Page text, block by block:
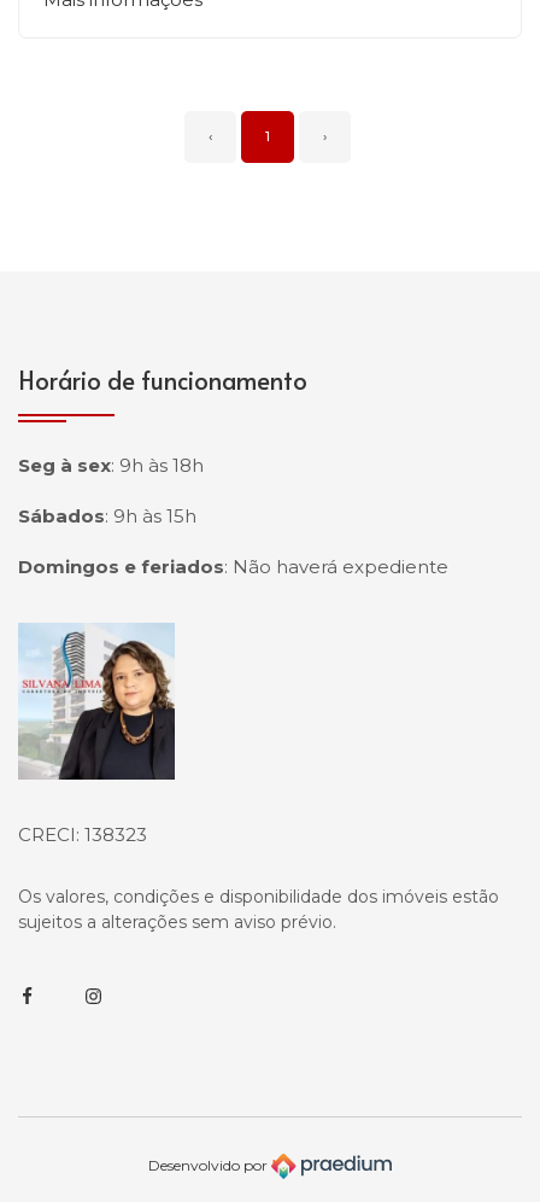
‹ 1 ›
Horário de funcionamento
Seg à sex: 9h às 18h
Sábados: 9h às 15h
Domingos e feriados: Não haverá expediente
Página inicial
CRECI: 138323
Os valores, condições e disponibilidade dos imóveis estão
sujeitos a alterações sem aviso prévio.
FacebookInstagram
Desenvolvido por